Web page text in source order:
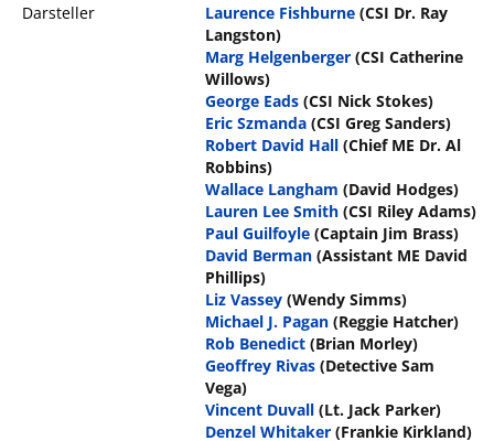
Darsteller
Laurence Fishburne (CSI Dr. Ray
Langston)
Marg Helgenberger (CSI Catherine
Willows)
George Eads (CSI Nick Stokes)
Eric Szmanda (CSI Greg Sanders)
Robert David Hall (Chief ME Dr. Al
Robbins)
Wallace Langham (David Hodges)
Lauren Lee Smith (CSI Riley Adams)
Paul Guilfoyle (Captain Jim Brass)
David Berman (Assistant ME David
Phillips)
Liz Vassey (Wendy Simms)
Michael J. Pagan (Reggie Hatcher)
Rob Benedict (Brian Morley)
Geoffrey Rivas (Detective Sam
Vega)
Vincent Duvall (Lt. Jack Parker)
Denzel Whitaker (Frankie Kirkland)